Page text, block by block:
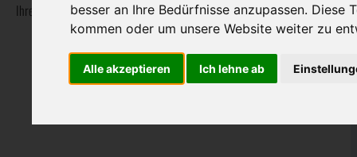
besser an Ihre Bedürfnisse anzupassen. Diese
kommen oder um unsere Website weiter zu
Alle akzeptieren Ich lehne ab
Navigation
überspringen
Sterbeanzeigen Rat & Hilfe im Trauerfall Ihre Bestatter
Ihre Bestatter